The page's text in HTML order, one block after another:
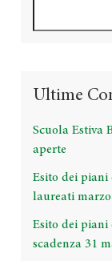
Ultime
Scuola Estiva
aperte
Esito dei piani
laureati marzo
Esito dei piani
scadenza 31